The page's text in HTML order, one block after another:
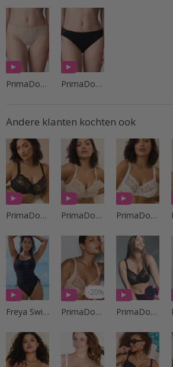
PrimaDonna Lingerie PrimaDonna Lingerie
Andere klanten kochten ook
PrimaDonna Lingerie PrimaDonna Lingerie PrimaDonna Lingerie
Freya Swim
-20%
PrimaDonna Lingerie PrimaDonna Lingerie